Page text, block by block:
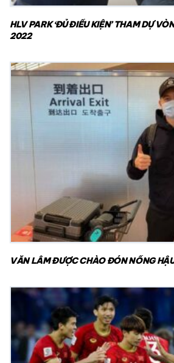
HLV PARK ‘ĐỦ ĐIỀU KIỆN’ THAM DỰ
2022
VĂN LÂM ĐƯỢC CHÀO ĐÓN NỒNG